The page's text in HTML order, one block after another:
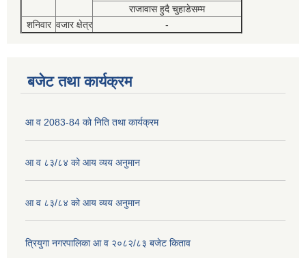
राजावास हुदै चुहाडेसम्म
शनिवार वजार क्षेत्र -
बजेट तथा कार्यक्रम
आ व 2083-84 को निति तथा कार्यक्रम
आ व ८३/८४ को आय व्यय अनुमान
आ व ८३/८४ को आय व्यय अनुमान
त्रियुगा नगरपालिका आ व २०८२/८३ बजेट किताव